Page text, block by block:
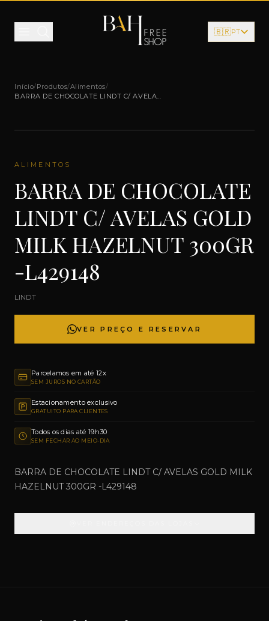
🇧🇷PT
Início/Produtos/Alimentos/
BARRA DE CHOCOLATE LINDT C/ AVELAS
ALIMENTOS
BARRA DE CHOCOLATE
LINDT C/ AVELAS GOLD
MILK HAZELNUT 300GR
-L429148
LINDT
VER PREÇO E RESERVAR
Parcelamos em até 12x
SEM JUROS NO CARTÃO
Estacionamento exclusivo
GRATUITO PARA CLIENTES
Todos os dias até 19h30
SEM FECHAR AO MEIO-DIA
BARRA DE CHOCOLATE LINDT C/ AVELAS GOLD MILK
HAZELNUT 300GR -L429148